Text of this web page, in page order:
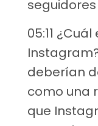
05:11
deberían
como una
que